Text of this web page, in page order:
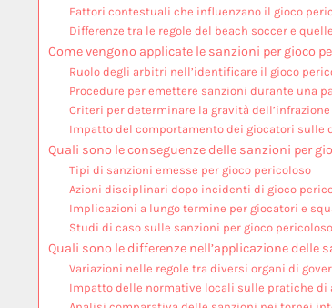
Fattori contestuali che influenzano il gioco
Differenze tra le regole del beach soccer e
Come vengono applicate le sanzioni per gioco
Ruolo degli arbitri nell’identificare il gioco
Procedure per emettere sanzioni durante una
Criteri per determinare la gravità dell’infrazione
Impatto del comportamento dei giocatori sulle
Quali sono le conseguenze delle sanzioni per
Tipi di sanzioni emesse per gioco pericoloso
Azioni disciplinari dopo incidenti di gioco
Implicazioni a lungo termine per giocatori e
Studi di caso sulle sanzioni per gioco
Quali sono le differenze nell’applicazione delle
Variazioni nelle regole tra diversi organi di
Impatto delle normative locali sulle pratiche di